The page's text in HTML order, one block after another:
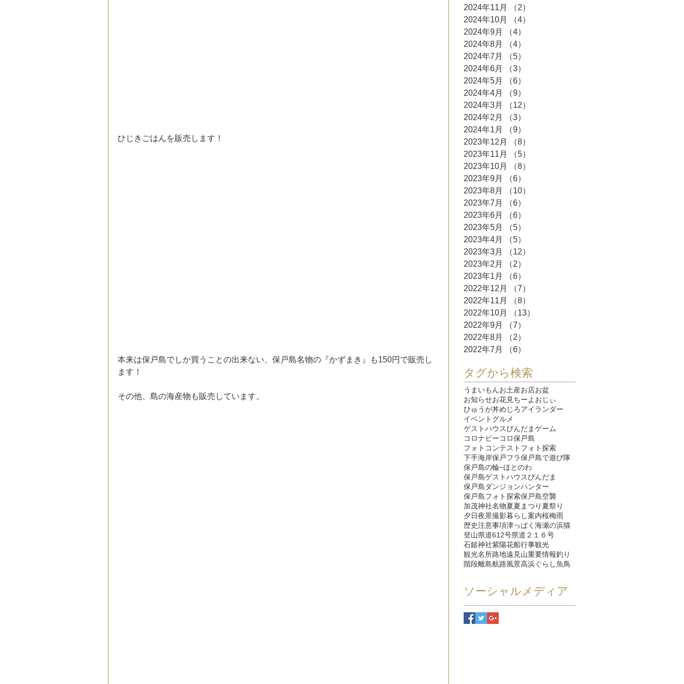
ひじきごはんを販売します！
本来は保戸島でしか買うことの出来ない、保戸島名物の『かずまき』も150円で販売し
ます！
その他、島の海産物も販売しています。
2024年11月
（2）
2024年10月
（4）
2024年9月
（4）
2024年8月
（4）
2024年7月
（5）
2024年6月
（3）
2024年5月
（6）
2024年4月
（9）
2024年3月
（12）
2024年2月
（3）
2024年1月
（9）
2023年12月
（8）
2023年11月
（5）
2023年10月
（8）
2023年9月
（6）
2023年8月
（10）
2023年7月
（6）
2023年6月
（6）
2023年5月
（5）
2023年4月
（5）
2023年3月
（12）
2023年2月
（2）
2023年1月
（6）
2022年12月
（7）
2022年11月
（8）
2022年10月
（13）
2022年9月
（7）
2022年8月
（2）
2022年7月
（6）
タグから検索
うまいもんお土産お店お盆
お知らせお花見ちーよおじぃ
ひゅうが丼めじろアイランダー
イベント グルメ
ゲストハウスびんだまゲーム
コロナビーコロ保戸島
フォトコンテスト フォト探索
下手海岸保戸フラ保戸島で遊び隊
保戸島の輪−ほとのわ
保戸島ゲストハウスびんだま
保戸島ダンジョンハンター
保戸島フォト探索保戸島空襲
加茂神社名物夏夏まつり 夏祭り
夕日夜景撮影暮らし案内桜梅雨
歴史注意事項津っぱく 海瀬の浜猫
登山県道612号県道２１６号
石鎚神社紫陽花船行事観光
観光名所路地遠見山重要情報釣り
階段離島航路 風景高浜ぐらし魚鳥
ソーシャルメディア